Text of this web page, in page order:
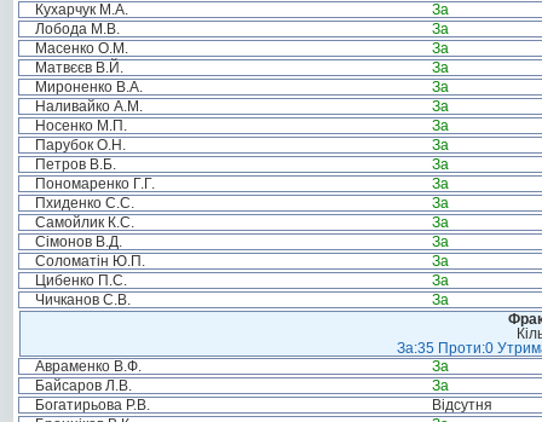
Кухарчук М.А.
За
Лобода М.В.
За
Масенко О.М.
За
Матвєєв В.Й.
За
Мироненко В.А.
За
Наливайко А.М.
За
Носенко М.П.
За
Парубок О.Н.
За
Петров В.Б.
За
Пономаренко Г.Г.
За
Пхиденко С.С.
За
Самойлик К.С.
За
Сімонов В.Д.
За
Соломатін Ю.П.
За
Цибенко П.С.
За
Чичканов С.В.
За
За:35 Проти:0
Авраменко В.Ф.
За
Байсаров Л.В.
За
Богатирьова Р.В.
Відсутня